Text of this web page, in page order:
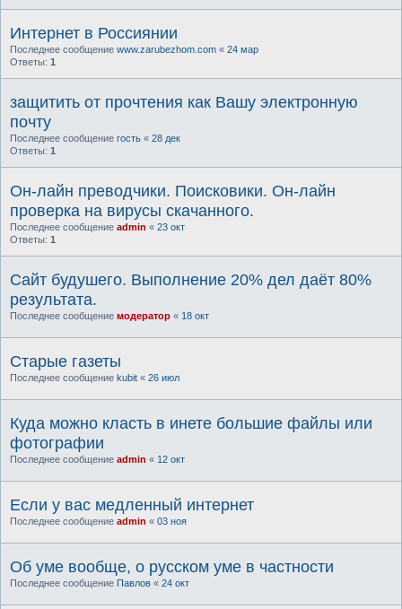
Интернет в Россиянии
Последнее сообщение www.zarubezhom.com « 24 мар
Ответы: 1
защитить от прочтения как Вашу электронную
почту
Последнее сообщение гость « 28 дек
Ответы: 1
Он-лайн преводчики. Поисковики. Он-лайн
проверка на вирусы скачанного.
Последнее сообщение admin « 23 окт
Ответы: 1
Сайт будушего. Выполнение 20% дел даёт 80%
результата.
Последнее сообщение модератор « 18 окт
Старые газеты
Последнее сообщение kubit « 26 июл
Куда можно класть в инете большие файлы или
фотографии
Последнее сообщение admin « 12 окт
Если у вас медленный интернет
Последнее сообщение admin « 03 ноя
Об уме вообще, о русском уме в частности
Последнее сообщение Павлов « 24 окт